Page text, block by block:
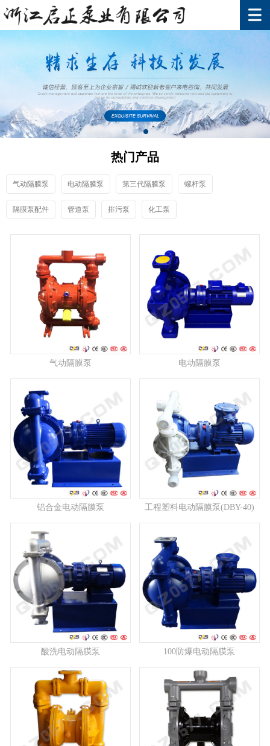
热门产品
气动隔膜泵 电动隔膜泵 第三代隔膜泵 螺杆泵
隔膜泵配件 管道泵 排污泵 化工泵
气动隔膜泵 电动隔膜泵
铝合金电动隔膜泵 工程塑料电动隔膜泵(DBY-40)
酸洗电动隔膜泵 100防爆电动隔膜泵